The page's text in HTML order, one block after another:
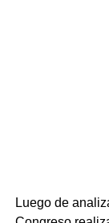
Luego de